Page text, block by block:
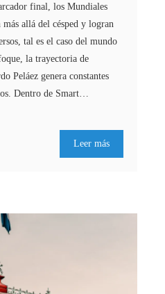
final, los Mundiales
allá del césped y logran
tal es el caso del mundo
la trayectoria de
Peláez genera constantes
Dentro de Smart…
Leer más